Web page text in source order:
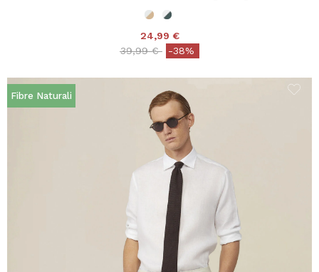
24,99 €
Price reduced from
39,99 €to-38%
Fibre Naturali